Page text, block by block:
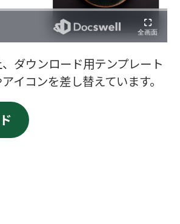
ダウンロード用テンプレート
イコンを差し替えています。